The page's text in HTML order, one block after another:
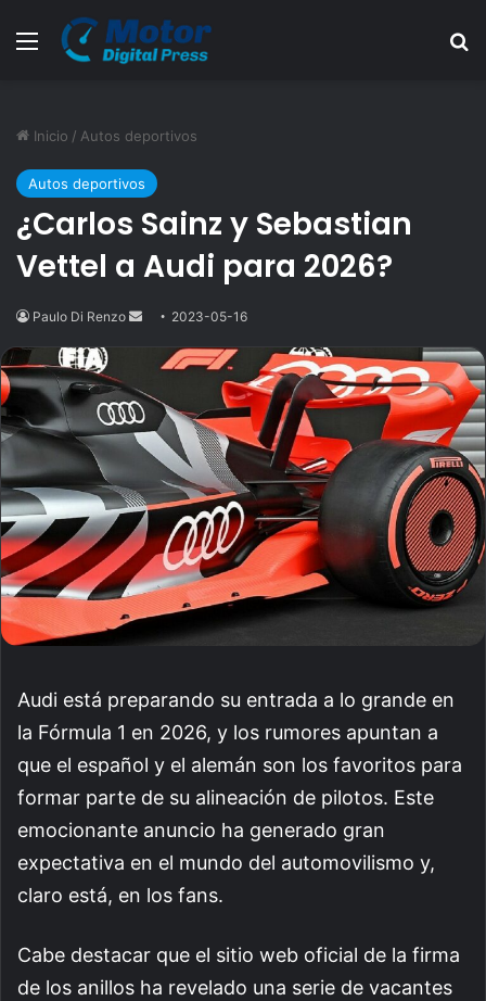
Menú
Inicio / Autos deportivos
Autos deportivos
¿Carlos Sainz y Sebastian
Vettel a Audi para 2026?
Paulo Di Renzo
Send
email
2023-05-16
Audi está preparando su entrada a lo grande en
la Fórmula 1 en 2026, y los rumores apuntan a
que el español y el alemán son los favoritos para
formar parte de su alineación de pilotos. Este
emocionante anuncio ha generado gran
expectativa en el mundo del automovilismo y,
claro está, en los fans.
Cabe destacar que el sitio web oficial de la firma
de los anillos ha revelado una serie de vacantes